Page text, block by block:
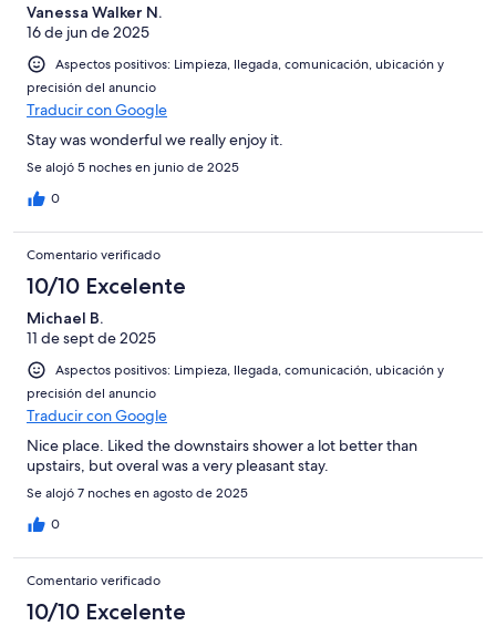
Vanessa Walker N.
16 de jun de 2025
Aspectos positivos: Limpieza, llegada, comunicación, ubicación y
precisión del anuncio
Traducir con Google
Stay was wonderful we really enjoy it.
Se alojó 5 noches en junio de 2025
0
Comentario verificado
10/10 Excelente
Michael B.
11 de sept de 2025
Aspectos positivos: Limpieza, llegada, comunicación, ubicación y
precisión del anuncio
Traducir con Google
Nice place. Liked the downstairs shower a lot better than
upstairs, but overal was a very pleasant stay.
Se alojó 7 noches en agosto de 2025
0
Comentario verificado
10/10 Excelente